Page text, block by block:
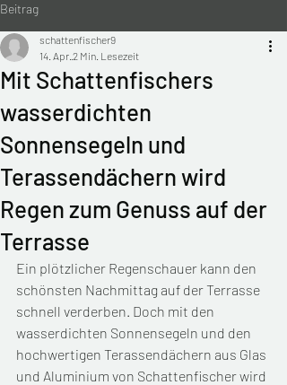
Beitrag
Mit Schattenfischers
wasserdichten
Sonnensegeln und
Terassendächern wird
Regen zum Genuss auf der
Terrasse
schattenfischer9
14. Apr. 2 Min. Lesezeit
Ein plötzlicher Regenschauer kann den
schönsten Nachmittag auf der Terrasse
schnell verderben. Doch mit den
wasserdichten Sonnensegeln und den
hochwertigen Terassendächern aus Glas
und Aluminium von Schattenfischer wird